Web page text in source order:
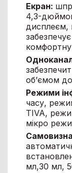
Екран:
4,3-
дисплеєм,
комфортну
об’ємом
Режими
часу,
TIVA,
мікро
мл,30 мл,